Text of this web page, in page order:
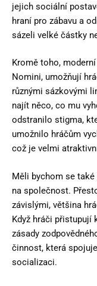
jejich sociální
hraní pro zábavu a
sázeli velké částky
Kromě toho,
Nomini, umožňují
různými sázkovými
najít něco, co mu
odstranilo stigma,
umožnilo hráčům
což je velmi
Měli bychom se
na společnost.
závislými, většina
Když hráči přistupují
zásady
činnost, která
socializaci.